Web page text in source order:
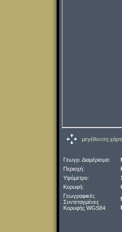
μεγέθυνση
Γεωγρ. Διαμέρισμα:
Περιοχή:
Υψόμετρο:
Κορυφή:
Γεωγραφικές
Συντεταγμένες
Κορυφής WGS84